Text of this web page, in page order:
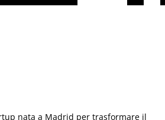
nata a Madrid per trasformare il